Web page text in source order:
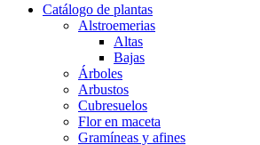
Catálogo de plantas
Alstroemerias
Altas
Bajas
Árboles
Arbustos
Cubresuelos
Flor en maceta
Gramíneas y afines